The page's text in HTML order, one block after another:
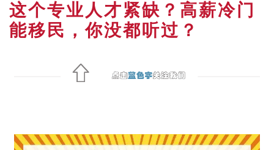
这个专业人才紧缺？高薪冷门
能移民，你没都听过？